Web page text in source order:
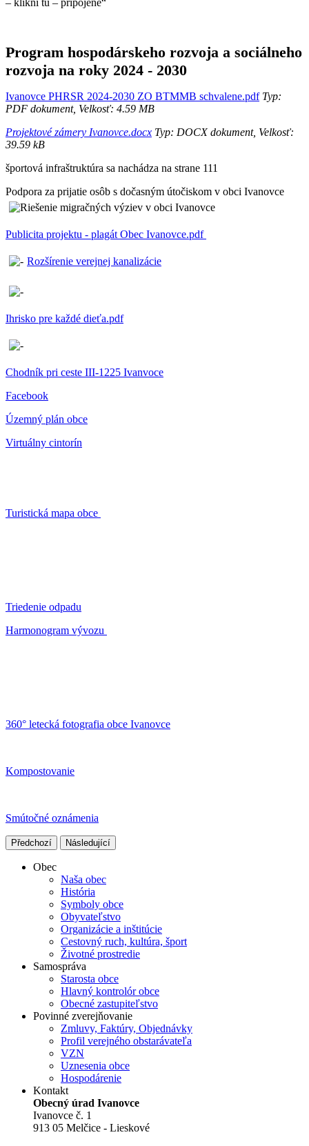
– klikni tu – pripojené“
Program hospodárskeho rozvoja a sociálneho
rozvoja na roky 2024 - 2030
Ivanovce PHRSR 2024-2030 ZO BTMMB schvalene.pdfTyp:
PDF dokument, Velkosť: 4.59 MB
Projektové zámery Ivanovce.docx Typ: DOCX dokument, Velkosť:
39.59 kB
športová infraštruktúra sa nachádza na strane 111
Podpora za prijatie osôb s dočasným útočiskom v obci Ivanovce
Publicita projektu - plagát Obec Ivanovce.pdf
Rozšírenie verejnej kanalizácie
Ihrisko pre každé dieťa.pdf
Chodník pri ceste III-1225 Ivanvoce
Facebook
Územný plán obce
Virtuálny cintorín
Turistická mapa obce
Triedenie odpadu
Harmonogram vývozu
360° letecká fotografia obce Ivanovce
Kompostovanie
Smútočné oznámenia
Předchozí Následující
Obec
Naša obec
História
Symboly obce
Obyvateľstvo
Organizácie a inštitúcie
Cestovný ruch, kultúra, šport
Životné prostredie
Samospráva
Starosta obce
Hlavný kontrolór obce
Obecné zastupiteľstvo
Povinné zverejňovanie
Zmluvy, Faktúry, Objednávky
Profil verejného obstarávateľa
VZN
Uznesenia obce
Hospodárenie
Kontakt
Obecný úrad Ivanovce
Ivanovce č. 1
913 05 Melčice - Lieskové